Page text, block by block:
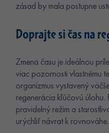
zásad by mala postupne
Doprajte si čas na
Zmena času je ideálnou
viac pozornosti vlastnému
organizmus vystavený
regenerácia kľúčovú
pravidelný režim a
urýchliť návrat k rovnováhe.